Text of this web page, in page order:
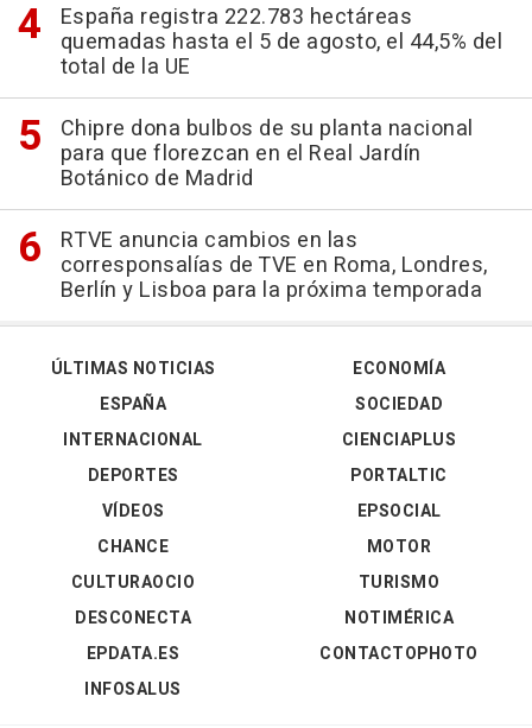
España registra 222.783 hectáreas
quemadas hasta el 5 de agosto, el 44,5% del
total de la UE
Chipre dona bulbos de su planta nacional
para que florezcan en el Real Jardín
Botánico de Madrid
RTVE anuncia cambios en las
corresponsalías de TVE en Roma, Londres,
Berlín y Lisboa para la próxima temporada
ÚLTIMAS NOTICIAS
ESPAÑA
INTERNACIONAL
DEPORTES
VÍDEOS
ECONOMÍA
SOCIEDAD
CIENCIAPLUS
PORTALTIC
EPSOCIAL
CHANCE
CULTURAOCIO
DESCONECTA
EPDATA.ES
INFOSALUS
MOTOR
TURISMO
NOTIMÉRICA
CONTACTOPHOTO